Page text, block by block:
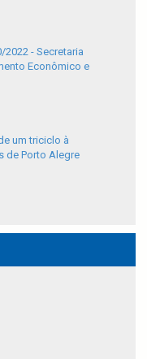
2022 - Secretaria
Econômico e
um triciclo à
de Porto Alegre